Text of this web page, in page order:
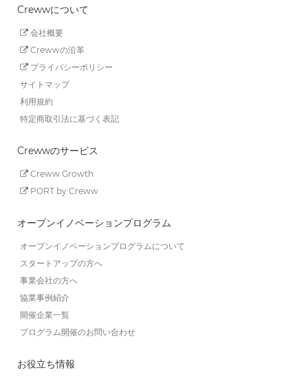
Crewwについて
会社概要
Crewwの沿革
プライバシーポリシー
サイトマップ
利用規約
特定商取引法に基づく表記
Crewwのサービス
Creww Growth
PORT by Creww
オープンイノベーションプログラム
オープンイノベーションプログラムについて
スタートアップの方へ
事業会社の方へ
協業事例紹介
開催企業一覧
プログラム開催のお問い合わせ
お役立ち情報